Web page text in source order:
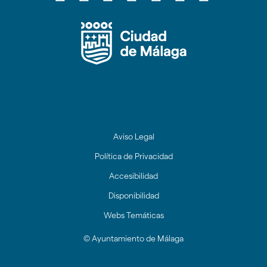
facebook
twitteryoutubeInstagram
Linkedin
Aviso Legal
Política de Privacidad
Accesibilidad
Disponibilidad
Webs Temáticas
© Ayuntamiento de Málaga